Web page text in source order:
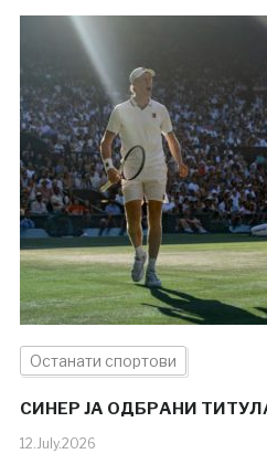
Останати спортови
СИНЕР ЈА ОДБРАНИ
12.July.2026